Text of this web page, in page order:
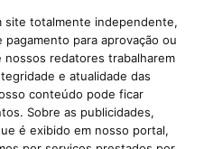
site totalmente independente,
para aprovação ou
nossos redatores trabalharem
e atualidade das
conteúdo pode ficar
Sobre as publicidades,
é exibido em nosso portal,